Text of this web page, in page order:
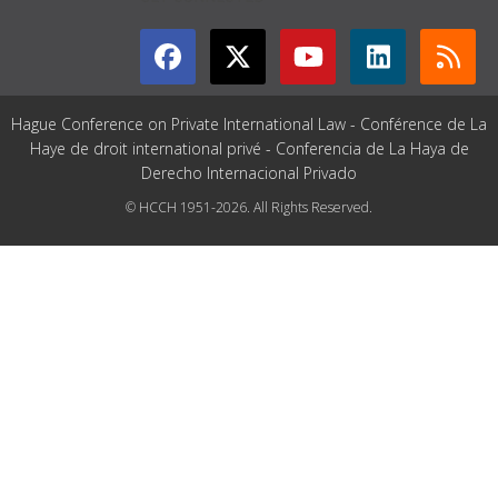
Hague Conference on Private International Law - Conférence de La
Haye de droit international privé - Conferencia de La Haya de
Derecho Internacional Privado
© HCCH 1951-2026. All Rights Reserved.